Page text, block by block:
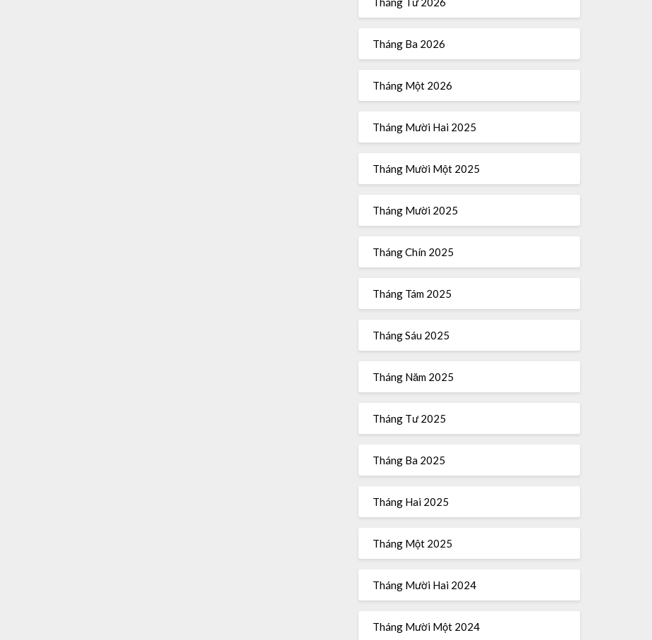
Tháng Ba 2026
Tháng Một 2026
Tháng Mười Hai 2025
Tháng Mười Một 2025
Tháng Mười 2025
Tháng Chín 2025
Tháng Tám 2025
Tháng Sáu 2025
Tháng Năm 2025
Tháng Tư 2025
Tháng Ba 2025
Tháng Hai 2025
Tháng Một 2025
Tháng Mười Hai 2024
Tháng Mười Một 2024